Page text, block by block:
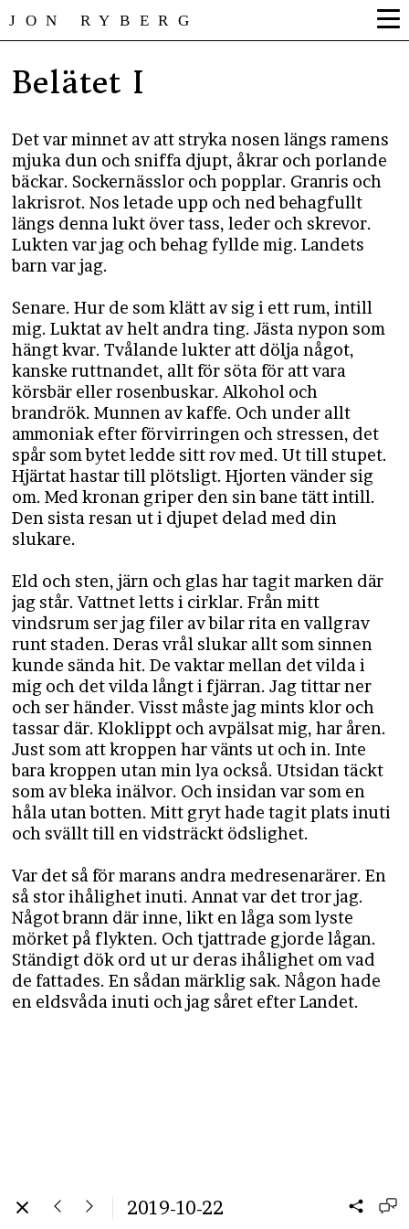
JON RYBERG
Belätet I
​Det var minnet av att stryka nosen längs ramens
mjuka dun och sniffa djupt, åkrar och porlande
bäckar. Sockernässlor och popplar. Granris och
lakrisrot. Nos letade upp och ned behagfullt
längs denna lukt över tass, leder och skrevor.
Lukten var jag och behag fyllde mig. Landets
barn var jag.
Senare. Hur de som klätt av sig i ett rum, intill
mig. Luktat av helt andra ting. Jästa nypon som
hängt kvar. Tvålande lukter att dölja något,
kanske ruttnandet, allt för söta för att vara
körsbär eller rosenbuskar. Alkohol och
brandrök. Munnen av kaffe. Och under allt
ammoniak efter förvirringen och stressen, det
spår som bytet ledde sitt rov med. Ut till stupet.
Hjärtat hastar till plötsligt. Hjorten vänder sig
om. Med kronan griper den sin bane tätt intill.
Den sista resan ut i djupet delad med din
slukare.
Eld och sten, järn och glas har tagit marken där
jag står. Vattnet letts i cirklar. Från mitt
vindsrum ser jag filer av bilar rita en vallgrav
runt staden. Deras vrål slukar allt som sinnen
kunde sända hit. De vaktar mellan det vilda i
mig och det vilda långt i fjärran. Jag tittar ner
och ser händer. Visst måste jag mints klor och
tassar där. Kloklippt och avpälsat mig, har åren.
Just som att kroppen har vänts ut och in. Inte
bara kroppen utan min lya också. Utsidan täckt
som av bleka inälvor. Och insidan var som en
håla utan botten. Mitt gryt hade tagit plats inuti
och svällt till en vidsträckt ödslighet.
Var det så för marans andra medresenarärer. En
så stor ihålighet inuti. Annat var det tror jag.
Något brann där inne, likt en låga som lyste
mörket på flykten. Och tjattrade gjorde lågan.
Ständigt dök ord ut ur deras ihålighet om vad
de fattades. En sådan märklig sak. Någon hade
en eldsvåda inuti och jag såret efter Landet.
2019-10-22